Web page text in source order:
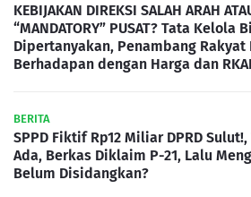
KEBIJAKAN DIREKSI SALAH ARAH
“MANDATORY” PUSAT? Tata
Dipertanyakan, Penambang Rakyat
Berhadapan dengan Harga dan
BERITA
SPPD Fiktif Rp12 Miliar DPRD
Ada, Berkas Diklaim P-21, Lalu
Belum Disidangkan?